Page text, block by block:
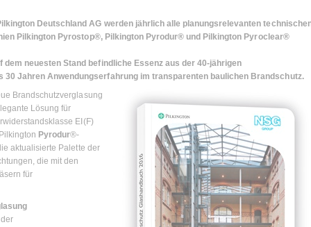
Deutschland AG werden jährlich alle planungsrelevanten
Pilkington Pyrostop®, Pilkington Pyrodur® und Pilkington Pyroclear®
neuesten Stand befindliche Essenz aus der 40-jährigen
30 Jahren Anwendungserfahrung im transparenten baulichen Brandschutz.
Brandschutzverglasung
Lösung für
EI(F)
Pyrodur®-
aktualisierte Palette der
die mit den
für